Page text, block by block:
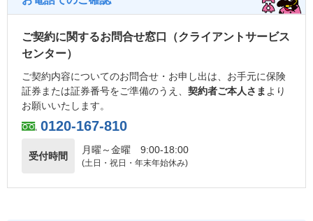
ご契約に関するお問合せ窓口（クライアントサービス
センター）
ご契約内容についてのお問合せ・お申し出は、お手元に保険
証券または証券番号をご準備のうえ、 契約者ご本人さま より
お願いいたします。
0120-167-810
受付時間
月曜～金曜 9:00-18:00
(土日・祝日・年末年始休み)